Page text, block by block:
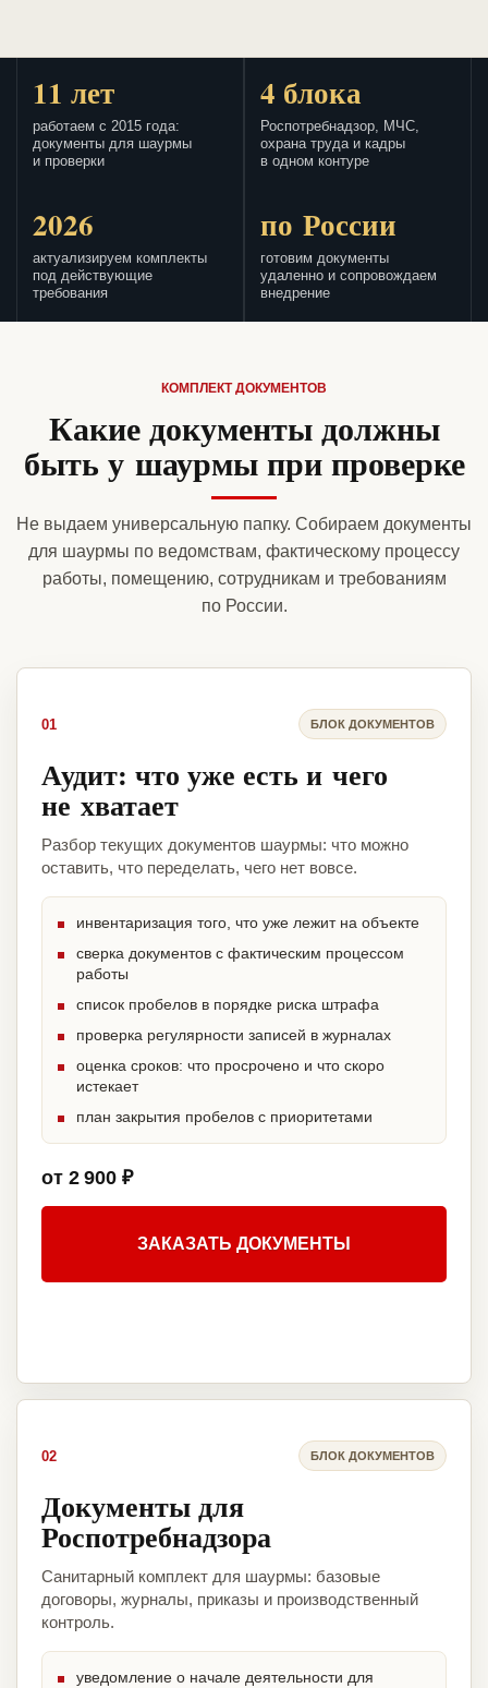
11 лет
работаем с 2015 года:
документы для шаурмы
и проверки
4 блока
Роспотребнадзор, МЧС,
охрана труда и кадры
в одном контуре
2026
актуализируем комплекты
под действующие
требования
по России
готовим документы
удаленно и сопровождаем
внедрение
КОМПЛЕКТ ДОКУМЕНТОВ
Какие документы должны
быть у шаурмы при проверке
Не выдаем универсальную папку. Собираем документы
для шаурмы по ведомствам, фактическому процессу
работы, помещению, сотрудникам и требованиям
по России.
01 БЛОК ДОКУМЕНТОВ
Аудит: что уже есть и чего
не хватает
Разбор текущих документов шаурмы: что можно
оставить, что переделать, чего нет вовсе.
инвентаризация того, что уже лежит на объекте
сверка документов с фактическим процессом
работы
список пробелов в порядке риска штрафа
проверка регулярности записей в журналах
оценка сроков: что просрочено и что скоро
истекает
план закрытия пробелов с приоритетами
от 2 900 ₽
ЗАКАЗАТЬ ДОКУМЕНТЫ
02 БЛОК ДОКУМЕНТОВ
Документы для
Роспотребнадзора
Санитарный комплект для шаурмы: базовые
договоры, журналы, приказы и производственный
контроль.
уведомление о начале деятельности для